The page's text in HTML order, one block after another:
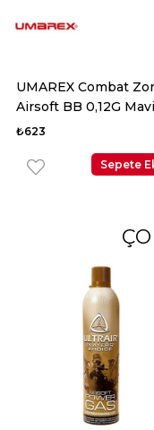
UMAREX Combat
Airsoft BB 0,12G Mavi
5000 Adet
₺623
Sepete